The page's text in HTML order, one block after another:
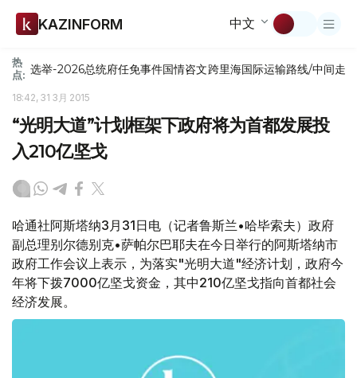
KAZINFORM 中文
热
点: 选举-2026总统府任免事件国情咨文跨里海国际运输路线/中间走廊
18:42, 31 3月 2015
“光明大道”计划框架下政府将为首都发展投
入210亿坚戈
哈通社阿斯塔纳3月31日电（记者鲁斯兰•哈毕索夫）政府
副总理别尔德别克•萨帕尔巴耶夫在今日举行的阿斯塔纳市
政府工作会议上表示，为落实"光明大道"经济计划，政府今
年将下拨7000亿坚戈资金，其中210亿坚戈指向首都社会
经济发展。